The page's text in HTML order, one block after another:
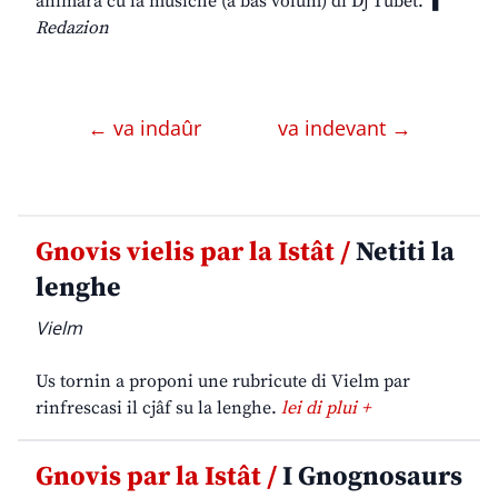
Redazion
← va indaûr va indevant →
Gnovis vielis par la Istât /Netiti la
lenghe
Vielm
Us tornin a proponi une rubricute di Vielm par
rinfrescasi il cjâf su la lenghe. lei di plui +
Gnovis par la Istât /I Gnognosaurs